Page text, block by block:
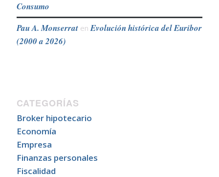
Consumo
Pau A. MonserratenEvolución histórica del Euribor
(2000 a 2026)
CATEGORÍAS
Broker hipotecario
Economía
Empresa
Finanzas personales
Fiscalidad